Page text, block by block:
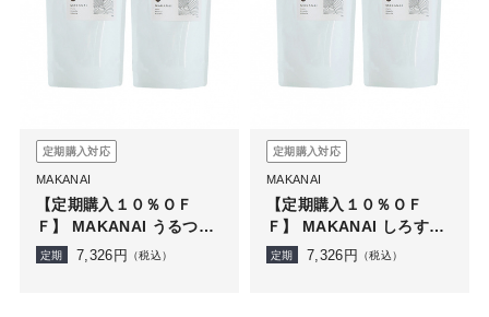
定期購入対応
MAKANAI
【定期購入１０％ＯＦ
Ｆ】 MAKANAI うるつや
化粧水（詰め替え用）２
定期 7,326 円 （税込）
定期購入対応
MAKANAI
【定期購入１０％ＯＦ
Ｆ】 MAKANAI しろすべ
化粧水（詰め替え用）２
定期 7,326 円 （税込）